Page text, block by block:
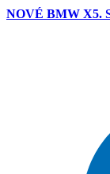
NOVÉ BMW X5.